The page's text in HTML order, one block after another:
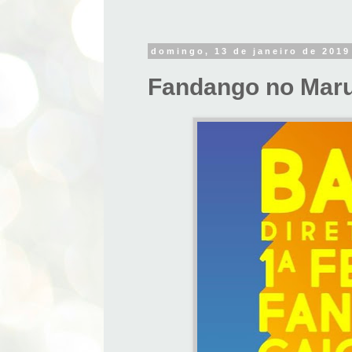
domingo, 13 de janeiro de 2019
Fandango no